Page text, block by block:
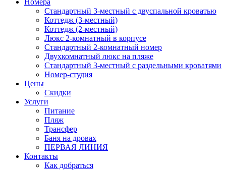
Номера
Стандартный 3-местный с двуспальной кроватью
Коттедж (3-местный)
Коттедж (2-местный)
Люкс 2-комнатный в корпусе
Cтандартный 2-комнатный номер
Двухкомнатный люкс на пляже
Стандартный 3-местный с раздельными кроватями
Номер-студия
Цены
Скидки
Услуги
Питание
Пляж
Трансфер
Баня на дровах
ПЕРВАЯ ЛИНИЯ
Контакты
Как добраться